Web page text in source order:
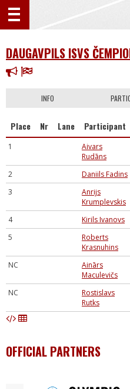
DAUGAVPILS ISVS
INFO
Place Nr Lane Participant
1
Aivars
Rudāns
2
Daniils Fadins
3
Anrijs
Krumplevskis
4 Kirils Ivanovs
5
Roberts
Krasnuhins
NC
Ainārs
Maculevičs
NC
Rostislavs
Rutks
OFFICIAL PARTNERS